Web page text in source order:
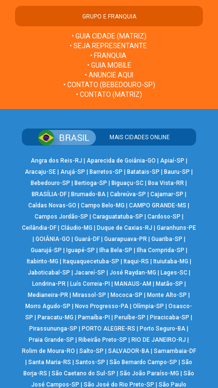
GRUPO E FRANQUIA
• GUIA CIDADE (MATRIZ)
• SEJA REPRESENTANTE
• FRANQUIA
• GUIA MOBILE
• ANUNCIE AQUI
• CONTATO (BEBEDOURO-SP)
• CONTATO (MATRIZ)
MAIS CIDADES ONLINE
Angra dos Reis-RJ Aparecida de Goiânia-GO Apiaí-SP
Aracaju-SE |Arujá-SP Barretos-SP Batatais-SP Bauru-SP
Bebedouro-SP
Bertioga-SP Biguaçu-SC Boa Vista-RR
BRASÍLIA-DF| Brumado-BA| Cabreúva-SP Cajamar-SP
Caldas Novas-GO
|Campo Belo-MG |CAMPO GRANDE-MS
Campos Jordão-SP
Caraguatatuba-SP Cardoso-SP
Ceilândia-DF| Cláudio-MG Duque de Caxias-RJ
Garanhuns-PE
GOIÂNIA-GO Guará-DF| Guarapuava-PR| Guariba-SP
Guarujá-SP
Iguapé-SP Ilha Bela-SP Ilha Comprida-SP
Itabirito-MG
Itaquaquecetuba-SP Itaqui-RS Ituiutaba-MG
Jaboticabal-SP
Jacareí-SP José Raydan-MG Lages-SC|
Londrina-PR| Luís Correia-PI MANAUS-AM Matão-SP
Medianeira-PR
Mirassol-SP Mococa-SP Monte Alto-SP
Morro Agudo-SP
Novo Progresso-PA |Olímpia-SP |Osasco-
SP
Paracatu-MG Parnaíba-PI Peruíbe-SP Piracicaba-SP
Pirassununga-SP
PORTO ALEGRE-RS Porto Seguro-BA
Praia Grande-SP
Ribeirão Preto-SP RIO DE JANEIRO-RJ
Rolim de Moura-RO
Salto-SP SALVADOR-BA| Samambaia-DF
|Santa Maria-RS |Santos-SP |São Bernardo Campo-SP |São
Borja-RS
|São Caetano do Sul-SP |São João Paraíso-MG |São
José Campos-SP
|São José do Rio Preto-SP |São Paulo